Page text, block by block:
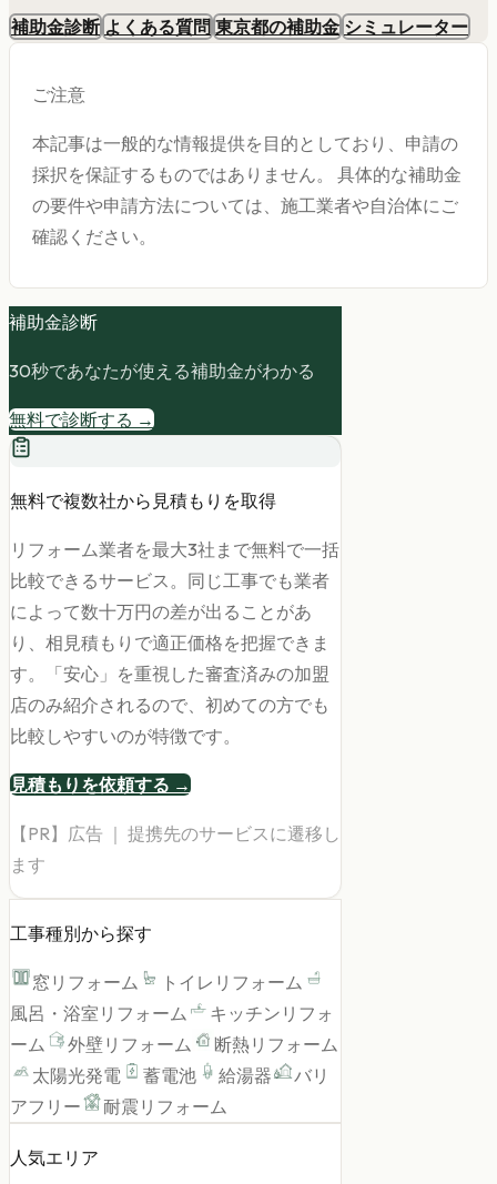
補助金診断 よくある質問 東京都の補助金 シミュレーター
ご注意
本記事は一般的な情報提供を目的としており、申請の
採択を保証するものではありません。 具体的な補助金
の要件や申請方法については、施工業者や自治体にご
確認ください。
補助金診断
30秒であなたが使える補助金がわかる
無料で診断する →
無料で複数社から見積もりを取得
リフォーム業者を最大3社まで無料で一括
比較できるサービス。同じ工事でも業者
によって数十万円の差が出ることがあ
り、相見積もりで適正価格を把握できま
す。「安心」を重視した審査済みの加盟
店のみ紹介されるので、初めての方でも
比較しやすいのが特徴です。
見積もりを依頼する →
【PR】広告 ｜ 提携先のサービスに遷移し
ます
工事種別から探す
窓リフォーム
トイレリフォーム
風呂・浴室リフォーム
キッチンリフォ
ーム
外壁リフォーム
断熱リフォーム
太陽光発電
蓄電池 給湯器
バリ
アフリー
耐震リフォーム
人気エリア